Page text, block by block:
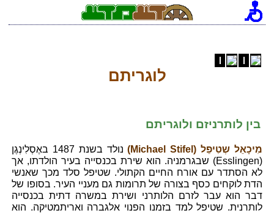
לוגריתם
בין לותרניזם ולוגריתם
מִיכָאֵל שְטִיפֵל (Michael Stifel)
נולד בשנת 1487 באֶסְלִינְגֶן
(Esslingen) שבגרמניה. הוא שירת בכנסייה בעיר הולדתו, אך
לא הסתדר עם אורח החיים הקתולי. שטיפל סלד מכך שאנשי
הדת לוקחים כסף בצורה של תרומות גם מעניי העיר. בסופו של
דבר הוא עבר לזרם הלותרני ושירת במשרה דתית בכנסייה
לותרנית. שטיפל למד בזמנו הפנוי אלגברה ואריתמטיקה. הוא